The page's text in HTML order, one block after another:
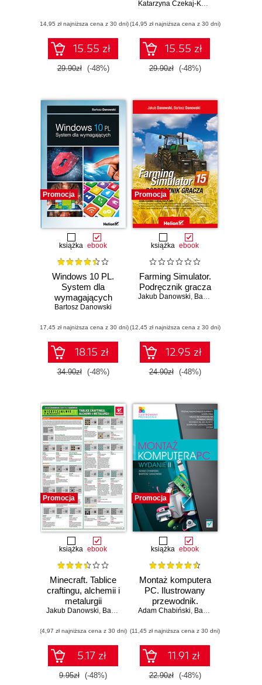
(14,95 zł najniższa cena z 30 dni)
15.55 zł
29.90zł (-48%)
Katarzyna Czekaj-Kotynia
(14,95 zł najniższa cena z 30 dni)
15.55 zł
29.90zł (-48%)
Promocja
książka ebook
Windows 10 PL.
System dla
wymagających
Bartosz Danowski
(17,45 zł najniższa cena z 30 dni)
18.15 zł
34.90zł (-48%)
Promocja
książka ebook
Farming Simulator.
Podręcznik gracza
Jakub Danowski, Bartosz Danowski
(12,45 zł najniższa cena z 30 dni)
12.95 zł
24.90zł (-48%)
Promocja
książka ebook
Minecraft. Tablice
craftingu, alchemii i
metalurgii
Jakub Danowski, Bartosz Danowski
(4,97 zł najniższa cena z 30 dni)
5.17 zł
9.95zł (-48%)
Promocja
książka ebook
Montaż komputera
PC. Ilustrowany
przewodnik.
Wydanie II
Adam Chabiński, Bartosz Danowski
(11,45 zł najniższa cena z 30 dni)
11.91 zł
22.90zł (-48%)